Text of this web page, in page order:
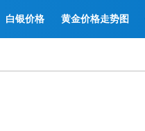
白银价格 黄金价格走势图